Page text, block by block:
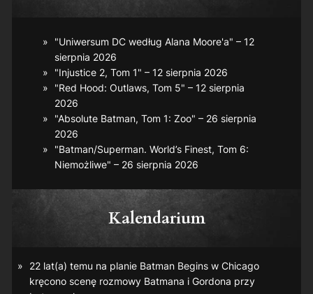
"Uniwersum DC według Alana Moore'a" – 12
sierpnia 2026
"Injustice 2, Tom 1" – 12 sierpnia 2026
"Red Hood: Outlaws, Tom 5" – 12 sierpnia
2026
"Absolute Batman, Tom 1: Zoo" – 26 sierpnia
2026
"Batman/Superman. World’s Finest, Tom 6:
Niemożliwe" – 26 sierpnia 2026
Kalendarium
22 lat(a) temu na planie Batman Beginsw Chicago
kręcono scenę rozmowy Batmana i Gordona przy